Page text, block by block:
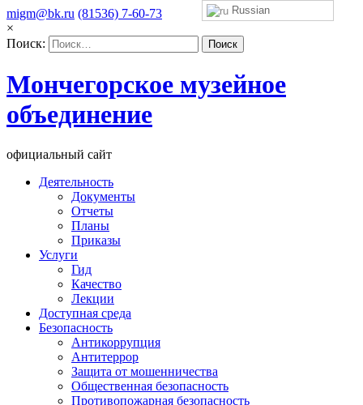
migm@bk.ru (81536) 7-60-73
×
Поиск:
Мончегорское музейное
объединение
официальный сайт
Деятельность
Документы
Отчеты
Планы
Приказы
Услуги
Гид
Качество
Лекции
Доступная среда
Безопасность
Антикоррупция
Антитеррор
Защита от мошенничества
Общественная безопасность
Противопожарная безопасность
Russian